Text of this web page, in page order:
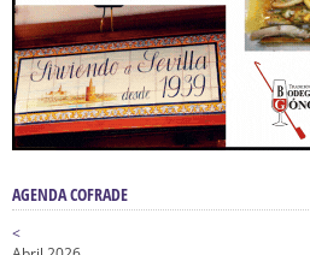
AGENDA COFRADE
<